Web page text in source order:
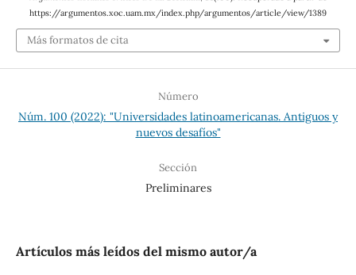
https://argumentos.xoc.uam.mx/index.php/argumentos/article/view/1389
Más formatos de cita
Número
Núm. 100 (2022): "Universidades latinoamericanas. Antiguos y
nuevos desafíos"
Sección
Preliminares
Artículos más leídos del mismo autor/a